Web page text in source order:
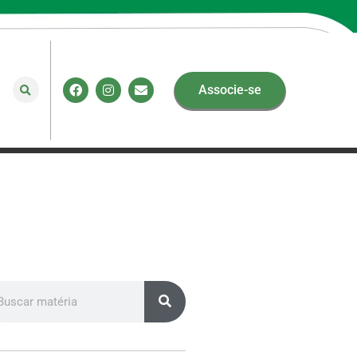
Associe-se